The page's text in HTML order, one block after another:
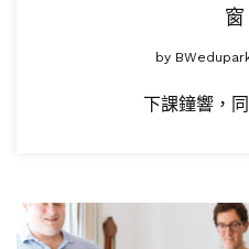
by
下課鐘響，